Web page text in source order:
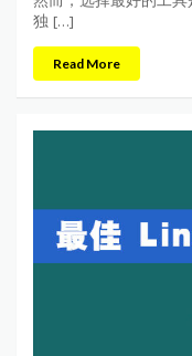
独 […]
Read More